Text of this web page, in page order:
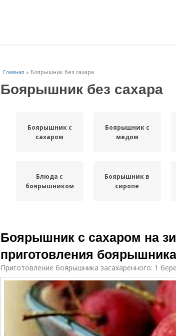
Главная » Боярышник без сахара
Боярышник без сахара
Боярышник с
сахаром
Боярышник с
медом
Блюда с
боярышником
Боярышник в
сиропе
Боярышник с сахаром на
приготовления
Приготовление боярышника засахаренного: 1